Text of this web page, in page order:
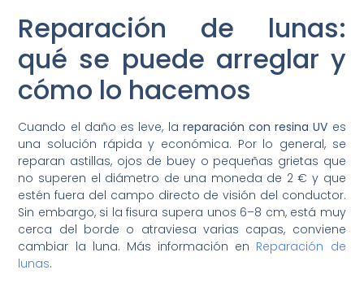
Reparación de lunas:
qué se puede arreglar y
cómo lo hacemos
Cuando el daño es leve, la reparación con resina UV es
una solución rápida y económica. Por lo general, se
reparan astillas, ojos de buey o pequeñas grietas que
no superen el diámetro de una moneda de 2 € y que
estén fuera del campo directo de visión del conductor.
Sin embargo, si la fisura supera unos 6–8 cm, está muy
cerca del borde o atraviesa varias capas, conviene
cambiar la luna. Más información en Reparación de
lunas.